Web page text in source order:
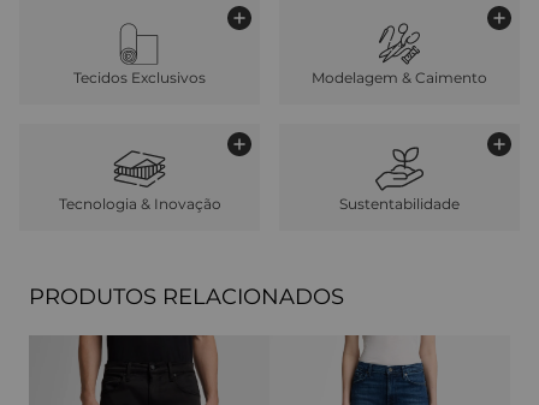
Tecidos Exclusivos Modelagem & Caimento
Tecnologia & Inovação Sustentabilidade
PRODUTOS RELACIONADOS